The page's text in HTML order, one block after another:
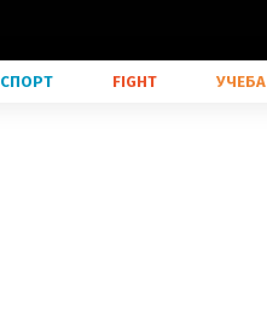
СПОРТ FIGHT УЧЕБА